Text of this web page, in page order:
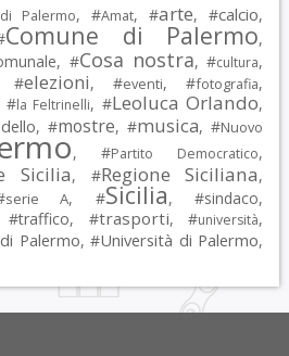
Palermo, #Amat, #arte, #calcio,
Comune di Palermo,
, #Cosa nostra, #cultura,
#elezioni, #eventi, #fotografia,
#la Feltrinelli, #Leoluca Orlando,
, #mostre, #musica, #Nuovo
, #Partito Democratico,
Sicilia, #Regione Siciliana,
serie A, #Sicilia, #sindaco,
#traffico, #trasporti, #università,
Palermo, #Università di Palermo,